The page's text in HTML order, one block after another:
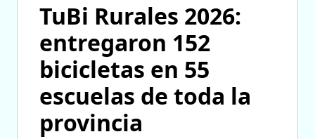
TuBi Rurales 2026:
entregaron 152
bicicletas en 55
escuelas de toda la
provincia